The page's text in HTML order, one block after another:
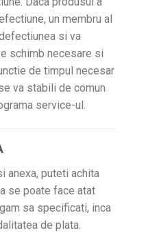
un membru al
si va
schimb necesare si
de timpul necesar
va stabili de comun
service-ul.
anexa, puteti achita
se poate face atat
sa specificati, inca
de plata.